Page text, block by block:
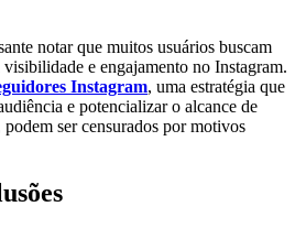
notar que muitos usuários buscam
​visibilidade e engajamento no‍ Instagram.
Instagram, uma estratégia que
e potencializar o alcance‌ de
ser censurados por motivos